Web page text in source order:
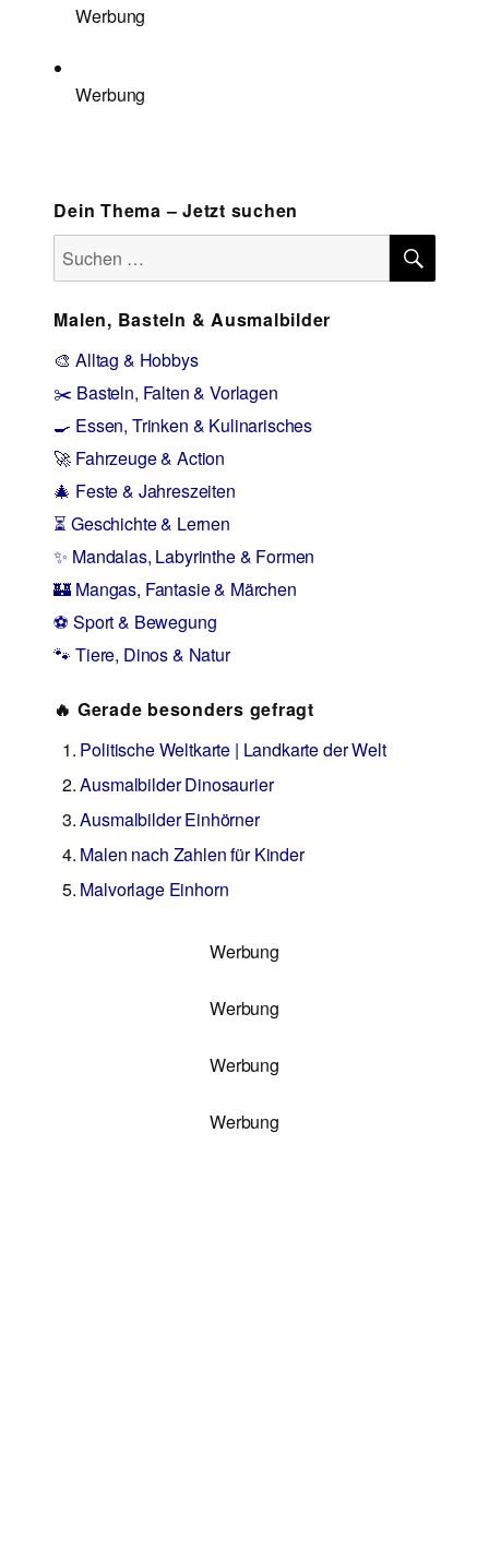
Werbung
Werbung
Dein Thema – Jetzt suchen
Suchen
nach:
Malen, Basteln & Ausmalbilder
🎨 Alltag & Hobbys
✂️ Basteln, Falten & Vorlagen
🍳 Essen, Trinken & Kulinarisches
🚀 Fahrzeuge & Action
🎄 Feste & Jahreszeiten
⏳ Geschichte & Lernen
✨ Mandalas, Labyrinthe & Formen
🏰 Mangas, Fantasie & Märchen
⚽ Sport & Bewegung
🐾 Tiere, Dinos & Natur
🔥 Gerade besonders gefragt
Politische Weltkarte | Landkarte der Welt
Ausmalbilder Dinosaurier
Ausmalbilder Einhörner
Malen nach Zahlen für Kinder
Malvorlage Einhorn
Werbung
Werbung
Werbung
Werbung